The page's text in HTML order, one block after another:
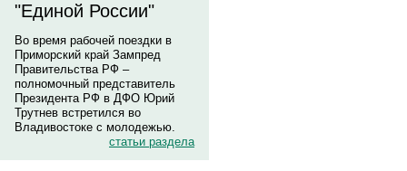
"Единой России"
Во время рабочей поездки в
Приморский край Зампред
Правительства РФ –
полномочный представитель
Президента РФ в ДФО Юрий
Трутнев встретился во
Владивостоке с молодежью.
статьи раздела